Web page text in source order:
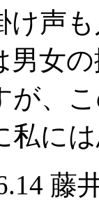
け声
男女
が、
私に
藤